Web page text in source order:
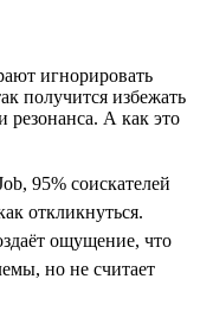
игнорировать
получится избежать
А как это
95% соискателей
откликнуться.
ощущение, что
но не считает